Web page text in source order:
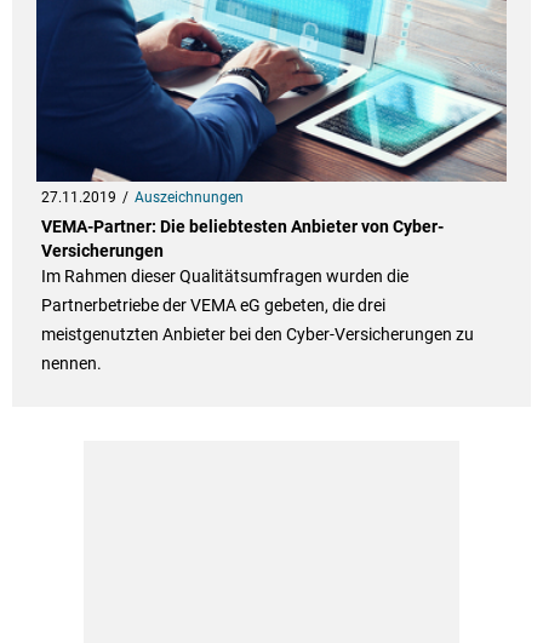
27.11.2019 Auszeichnungen
VEMA-Partner: Die beliebtesten Anbieter von Cyber-
Versicherungen
Im Rahmen dieser Qualitätsumfragen wurden die
Partnerbetriebe der VEMA eG gebeten, die drei
meistgenutzten Anbieter bei den Cyber-Versicherungen zu
nennen.